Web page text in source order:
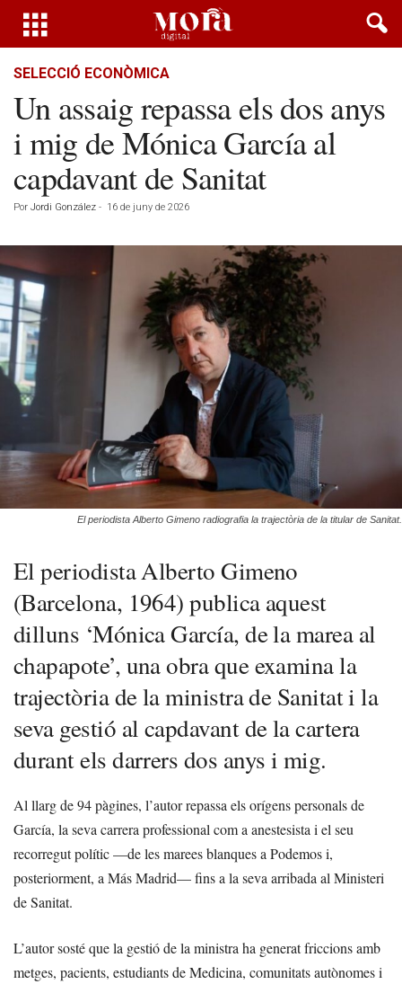
SELECCIÓ ECONÒMICA
Un assaig repassa els dos anys
i mig de Mónica García al
capdavant de Sanitat
Por Jordi González - 16 de juny de 2026
El periodista Alberto Gimeno radiografia la trajectòria de la titular de Sanitat.
El periodista Alberto Gimeno
(Barcelona, 1964) publica aquest
dilluns ‘Mónica García, de la marea al
chapapote’, una obra que examina la
trajectòria de la ministra de Sanitat i la
seva gestió al capdavant de la cartera
durant els darrers dos anys i mig.
Al llarg de 94 pàgines, l’autor repassa els orígens personals de
García, la seva carrera professional com a anestesista i el seu
recorregut polític —de les marees blanques a Podemos i,
posteriorment, a Más Madrid— fins a la seva arribada al Ministeri
de Sanitat.
L’autor sosté que la gestió de la ministra ha generat friccions amb
metges, pacients, estudiants de Medicina, comunitats autònomes i